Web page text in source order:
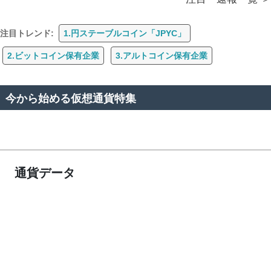
注目トレンド: 1.円ステーブルコイン「JPYC」
2.ビットコイン保有企業 3.アルトコイン保有企業
今から始める仮想通貨特集
通貨データ